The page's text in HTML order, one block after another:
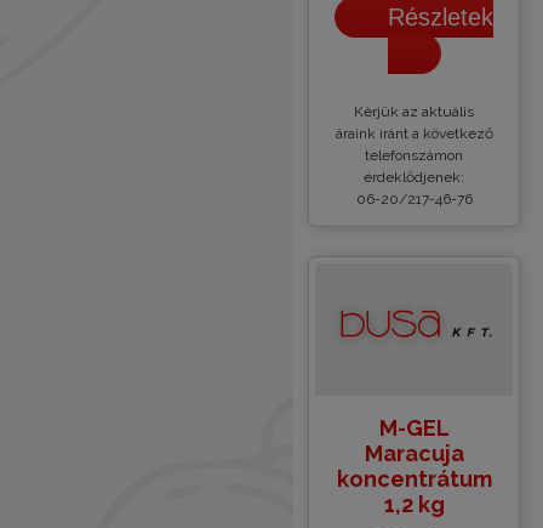
Részletek
Kèrjük az aktuális
áraink iránt a következő
telefonszámon
érdeklődjenek:
06-20/217-46-76
M-GEL
Maracuja
koncentrátum
1,2 kg